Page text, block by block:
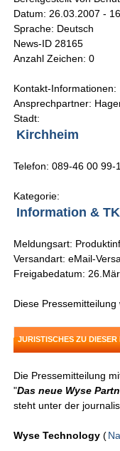
Datum: 26.03.2007 -
Sprache: Deutsch
News-ID 28165
Anzahl Zeichen: 0
Kontakt-Informationen:
Ansprechpartner:
Stadt:
Kirchheim
Telefon: 089-46 00 99-
Kategorie:
Information & TK
Meldungsart:
Versandart: eMail-
Freigabedatum:
Diese
JURISTISCHES ZU
Die Pressemitteilung
"Das neue Wyse
steht unter der
Wyse Technology (